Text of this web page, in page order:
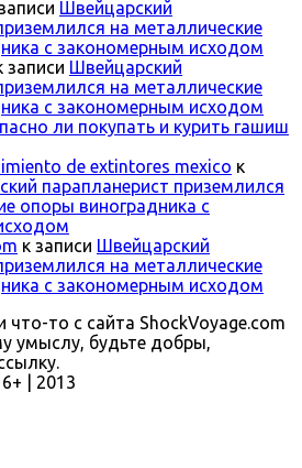
Швейцарский
на металлические
с закономерным исходом
записи Швейцарский
на металлические
с закономерным исходом
ли покупать и курить гашиш
de extintores mexico к
парапланерист приземлился
опоры виноградника с
к записи Швейцарский
на металлические
с закономерным исходом
что-то с сайта ShockVoyage.com
умыслу, будьте добры,
| 2013